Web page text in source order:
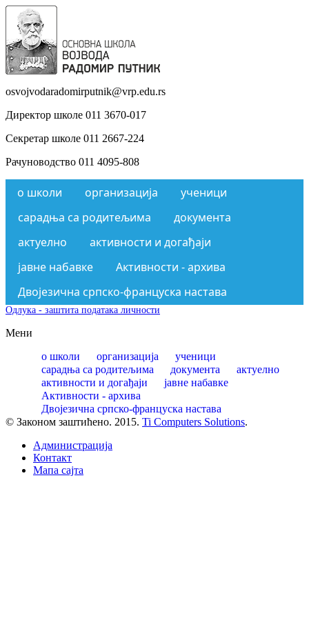
osvojvodaradomirputnik@vrp.edu.rs
Директор школе 011 3670-017
Секретар школе 011 2667-224
Рачуноводство 011 4095-808
о школи организација
ученици
сарадња са родитељима
документа
актуелно
активности и догађаји
јавне набавке
Активности - архива
Двојезична српско-француска настава
Одлука - заштита података личности
Мени
о школи
организација
ученици
сарадња са родитељима
документа
актуелно
активности и догађаји
јавне набавке
Активности - архива
Двојезична српско-француска настава
© Законом заштићено. 2015. Ti Computers Solutions.
Администрација
Контакт
Mапа сајта